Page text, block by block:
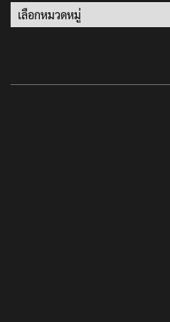
Categories